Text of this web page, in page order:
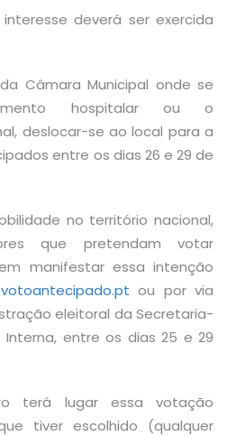
deverá ser exercida
Câmara Municipal onde se
hospitalar ou o
deslocar-se ao local para a
entre os dias 26 e 29 de
no território nacional,
que pretendam votar
manifestar essa intenção
ou por via
eleitoral da Secretaria-
entre os dias 25 e 29
terá lugar essa votação
tiver escolhido (qualquer